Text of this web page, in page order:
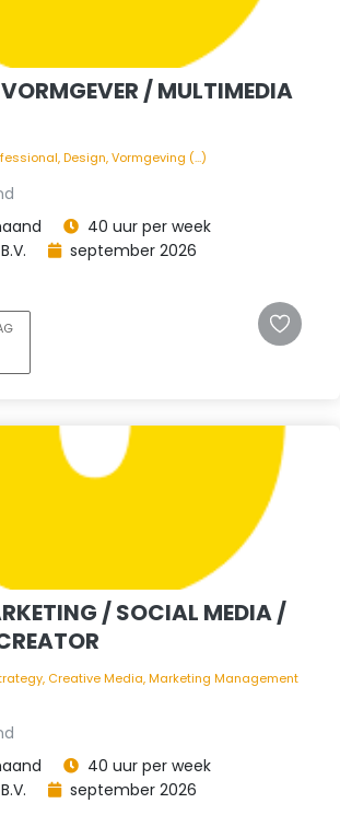
/ MULTIMEDIA
Design, Vormgeving (...)
40 uur per week
september 2026
/ SOCIAL MEDIA /
Creative Media, Marketing Management
40 uur per week
september 2026